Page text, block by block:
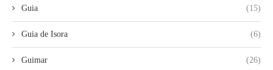
Guia (15)
Guia de Isora (6)
Guimar (26)